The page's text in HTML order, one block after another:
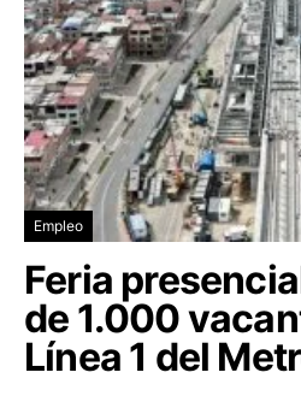
Empleo
Feria
de 1.000
Línea 1 del